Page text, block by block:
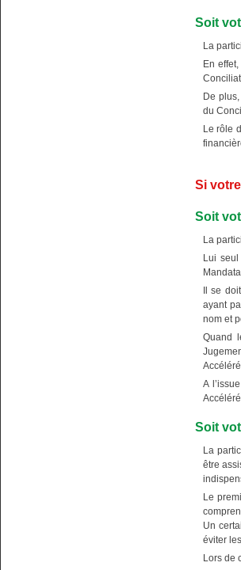
Soit
La
En
De
du
Le rôle
Si
Soit
La
Lui
Il se
ayant
nom et
Quand
A
Soit
La
être
Le
Un
éviter
Lors de